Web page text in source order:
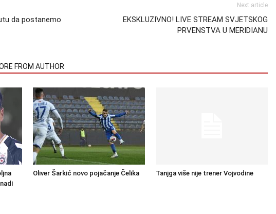
da postanemo
Next article
EKSKLUZIVNO! LIVE STREAM SVJETSKOG
PRVENSTVA U MERIDIANU
FROM AUTHOR
Oliver Šarkić novo pojačanje Čelika Tanjga više nije trener Vojvodine